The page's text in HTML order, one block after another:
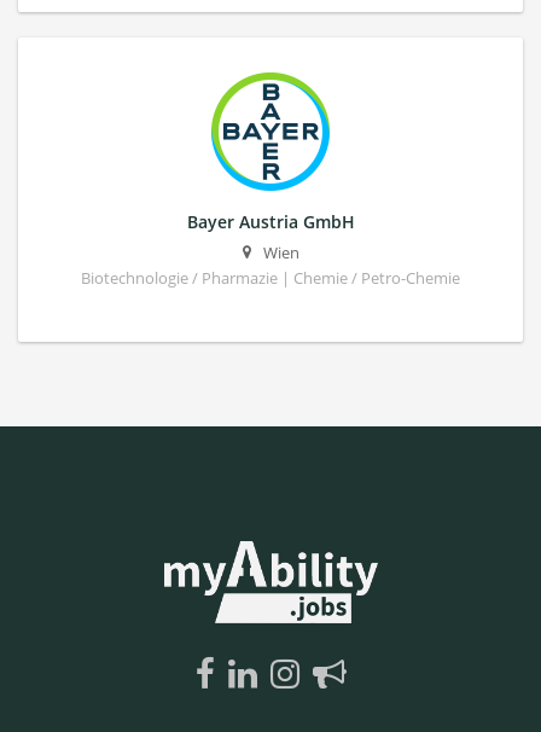
Bayer Austria GmbH
Wien
Biotechnologie / Pharmazie | Chemie / Petro-Chemie